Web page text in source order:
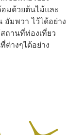
มด้วยต้นไม้และ
อัมพวา ไว้ได้อย่าง
ถานที่ท่องเที่ยว
ต่างๆได้อย่าง